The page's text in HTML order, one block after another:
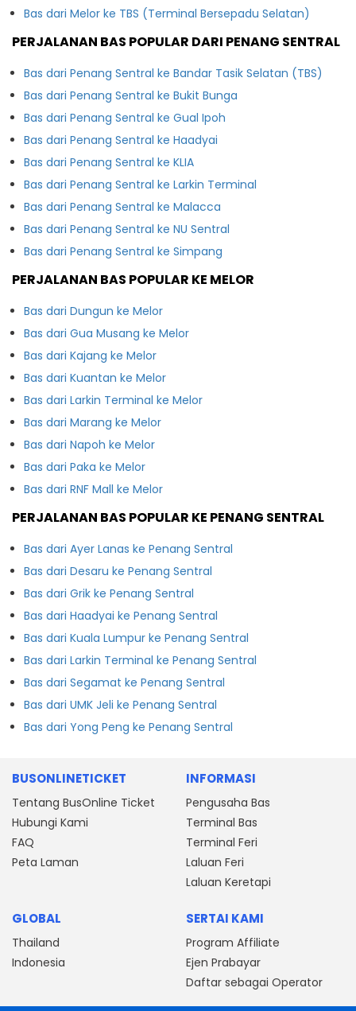
Bas dari Melor ke TBS (Terminal Bersepadu Selatan)
PERJALANAN BAS POPULAR DARI PENANG SENTRAL
Bas dari Penang Sentral ke Bandar Tasik Selatan (TBS)
Bas dari Penang Sentral ke Bukit Bunga
Bas dari Penang Sentral ke Gual Ipoh
Bas dari Penang Sentral ke Haadyai
Bas dari Penang Sentral ke KLIA
Bas dari Penang Sentral ke Larkin Terminal
Bas dari Penang Sentral ke Malacca
Bas dari Penang Sentral ke NU Sentral
Bas dari Penang Sentral ke Simpang
PERJALANAN BAS POPULAR KE MELOR
Bas dari Dungun ke Melor
Bas dari Gua Musang ke Melor
Bas dari Kajang ke Melor
Bas dari Kuantan ke Melor
Bas dari Larkin Terminal ke Melor
Bas dari Marang ke Melor
Bas dari Napoh ke Melor
Bas dari Paka ke Melor
Bas dari RNF Mall ke Melor
PERJALANAN BAS POPULAR KE PENANG SENTRAL
Bas dari Ayer Lanas ke Penang Sentral
Bas dari Desaru ke Penang Sentral
Bas dari Grik ke Penang Sentral
Bas dari Haadyai ke Penang Sentral
Bas dari Kuala Lumpur ke Penang Sentral
Bas dari Larkin Terminal ke Penang Sentral
Bas dari Segamat ke Penang Sentral
Bas dari UMK Jeli ke Penang Sentral
Bas dari Yong Peng ke Penang Sentral
BUSONLINETICKET
Tentang BusOnline Ticket
Hubungi Kami
FAQ
Peta Laman
INFORMASI
Pengusaha Bas
Terminal Bas
Terminal Feri
Laluan Feri
Laluan Keretapi
GLOBAL
Thailand
Indonesia
SERTAI KAMI
Program Affiliate
Ejen Prabayar
Daftar sebagai Operator